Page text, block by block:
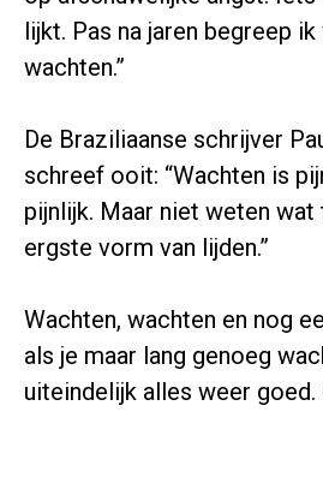
lijkt. Pas na jaren begreep
wachten.”
De Braziliaanse schrijver
schreef ooit: “Wachten is
pijnlijk. Maar niet weten wat
ergste vorm van lijden.”
Wachten, wachten en nog
als je maar lang genoeg
uiteindelijk alles weer goed.